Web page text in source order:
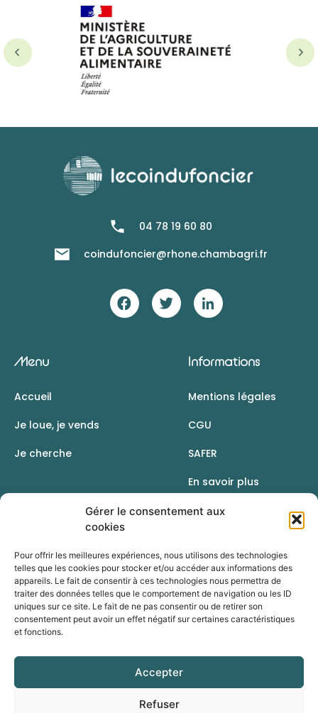
Gérer le consentement aux
cookies
Pour offrir les meilleures expériences, nous utilisons des technologies
telles que les cookies pour stocker et/ou accéder aux informations des
appareils. Le fait de consentir à ces technologies nous permettra de
traiter des données telles que le comportement de navigation ou les ID
uniques sur ce site. Le fait de ne pas consentir ou de retirer son
consentement peut avoir un effet négatif sur certaines caractéristiques
et fonctions.
Accepter
Refuser
04 78 19 60 80
coindufoncier@rhone.chambagri.fr
Menu
Accueil
Je loue, je vends
Je cherche
Informations
Mentions légales
CGU
SAFER
En savoir plus
Contact
Une initiative de la Chambre d’agriculture du Rhône